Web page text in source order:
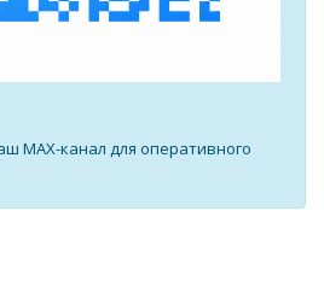
MAX-канал для оперативного